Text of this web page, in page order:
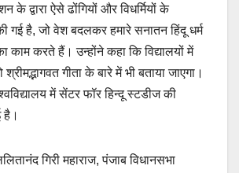
के द्वारा ऐसे ढोंगियों और विधर्मियों के
गई है, जो वेश बदलकर हमारे सनातन हिंदू धर्म
काम करते हैं। उन्होंने कहा कि विद्यालयों में
गीता के बारे में भी बताया जाएगा।
में सेंटर फॉर हिन्दू स्टडीज की
है।
गिरी महाराज, पंजाब विधानसभा